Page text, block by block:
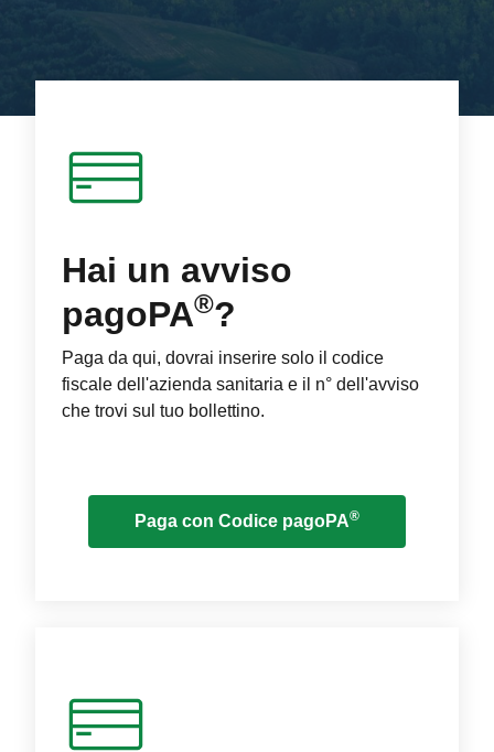
Hai un avviso
pagoPA®?
Paga da qui, dovrai inserire solo il codice
fiscale dell'azienda sanitaria e il n° dell'avviso
che trovi sul tuo bollettino.
Paga con Codice pagoPA®